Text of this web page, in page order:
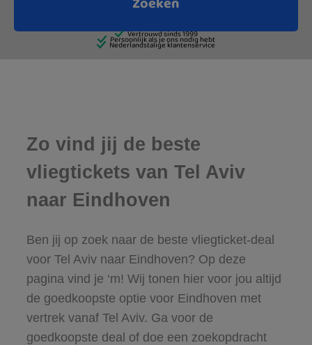
Zo vind jij de beste
vliegtickets van Tel Aviv
naar Eindhoven
Ben jij op zoek naar de beste vliegticket-deal
voor Tel Aviv naar Eindhoven? Op deze
pagina vind je ‘m! Wij tonen hier voor jou altijd
de goedkoopste optie voor Eindhoven met
vertrek vanaf Tel Aviv. Ga voor de
goedkoopste deal of doe een zoekopdracht